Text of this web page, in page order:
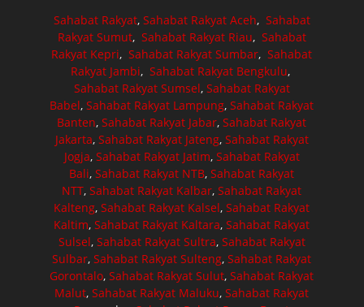
Sahabat Rakyat, Sahabat Rakyat Aceh, Sahabat
Rakyat Sumut, Sahabat Rakyat Riau, Sahabat
Rakyat Kepri,Sahabat Rakyat Sumbar,Sahabat
Rakyat Jambi, Sahabat Rakyat Bengkulu,
Sahabat Rakyat Sumsel, Sahabat Rakyat
Babel,Sahabat Rakyat Lampung,Sahabat Rakyat
Banten,Sahabat Rakyat Jabar,Sahabat Rakyat
Jakarta, Sahabat Rakyat Jateng, Sahabat Rakyat
Jogja, Sahabat Rakyat Jatim, Sahabat Rakyat
Bali,Sahabat Rakyat NTB,Sahabat Rakyat
NTT,Sahabat Rakyat Kalbar,Sahabat Rakyat
Kalteng,Sahabat Rakyat Kalsel,Sahabat Rakyat
Kaltim,Sahabat Rakyat Kaltara,Sahabat Rakyat
Sulsel, Sahabat Rakyat Sultra, Sahabat Rakyat
Sulbar,Sahabat Rakyat Sulteng,Sahabat Rakyat
Gorontalo,Sahabat Rakyat Sulut,Sahabat Rakyat
Malut,Sahabat Rakyat Maluku,Sahabat Rakyat